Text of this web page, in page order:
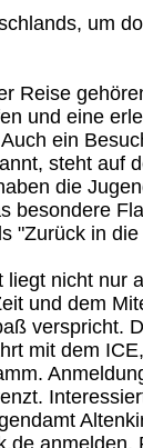
um
Reise
und eine
ein
steht auf
die
besondere
"Zurück in
liegt nicht nur
und dem
verspricht.
mit dem
anmelden.